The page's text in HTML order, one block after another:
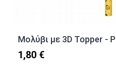
Μολύβι με 3D Topper -
1,80 €